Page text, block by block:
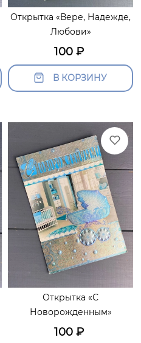
Открытка «Вере, Надежде,
Любови»
100 ₽
В КОРЗИНУ
Открытка «С
Новорожденным»
100 ₽